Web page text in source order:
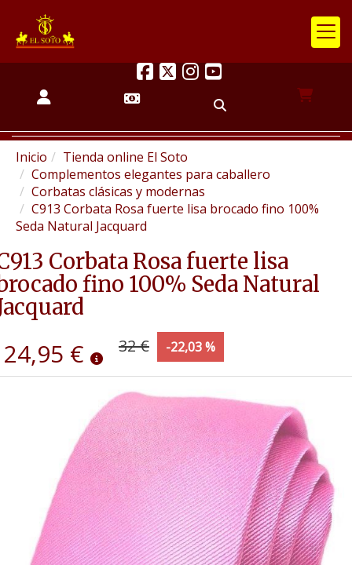
Inicio
Tienda online El Soto
Complementos elegantes para caballero
Corbatas clásicas y modernas
C913 Corbata Rosa fuerte lisa brocado fino 100%
Seda Natural Jacquard
Corbata Rosa fuerte lisa
fino 100% Seda Natural
24,95 € 32 € -22,03 %